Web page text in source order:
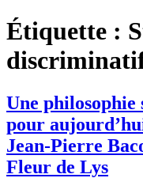
Étiquette :
Une
pour
Jean-Pierre
Fleur de Lys